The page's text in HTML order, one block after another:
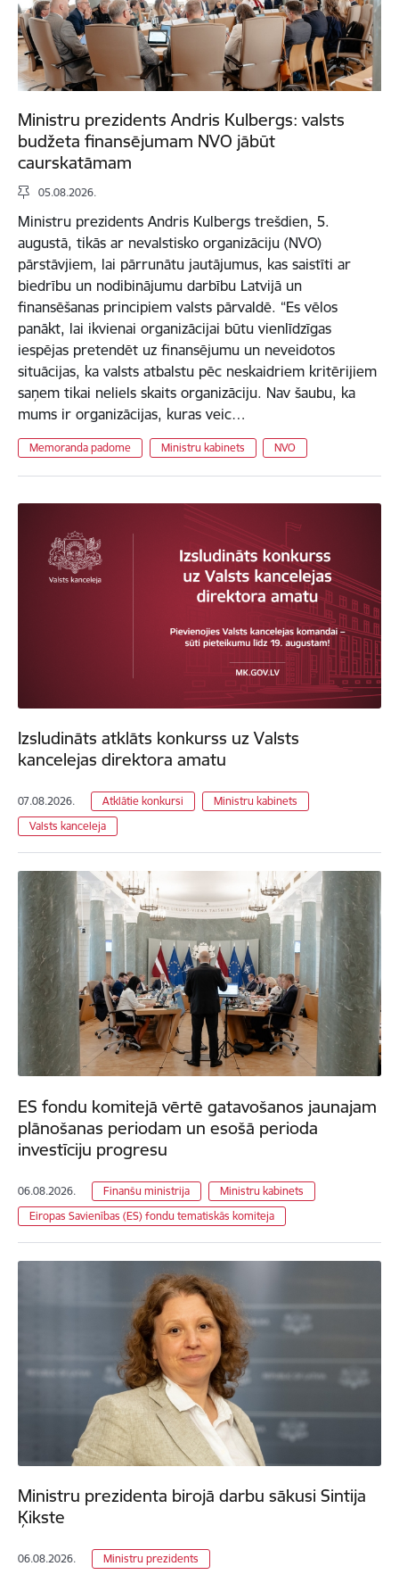
Ministru prezidents Andris Kulbergs: valsts
budžeta finansējumam NVO jābūt
caurskatāmam
05.08.2026.
Ministru prezidents Andris Kulbergs trešdien, 5.
augustā, tikās ar nevalstisko organizāciju (NVO)
pārstāvjiem, lai pārrunātu jautājumus, kas saistīti ar
biedrību un nodibinājumu darbību Latvijā un
finansēšanas principiem valsts pārvaldē. “Es vēlos
panākt, lai ikvienai organizācijai būtu vienlīdzīgas
iespējas pretendēt uz finansējumu un neveidotos
situācijas, ka valsts atbalstu pēc neskaidriem kritērijiem
saņem tikai neliels skaits organizāciju. Nav šaubu, ka
mums ir organizācijas, kuras veic…
Memoranda padome Ministru kabinets NVO
Izsludināts atklāts konkurss uz Valsts
kancelejas direktora amatu
07.08.2026. Atklātie konkursi
Ministru kabinets
Valsts kanceleja
ES fondu komitejā vērtē gatavošanos jaunajam
plānošanas periodam un esošā perioda
investīciju progresu
06.08.2026. Finanšu ministrija
Ministru kabinets
Eiropas Savienības (ES) fondu tematiskās komiteja
Ministru prezidenta birojā darbu sākusi Sintija
Ķikste
06.08.2026. Ministru prezidents